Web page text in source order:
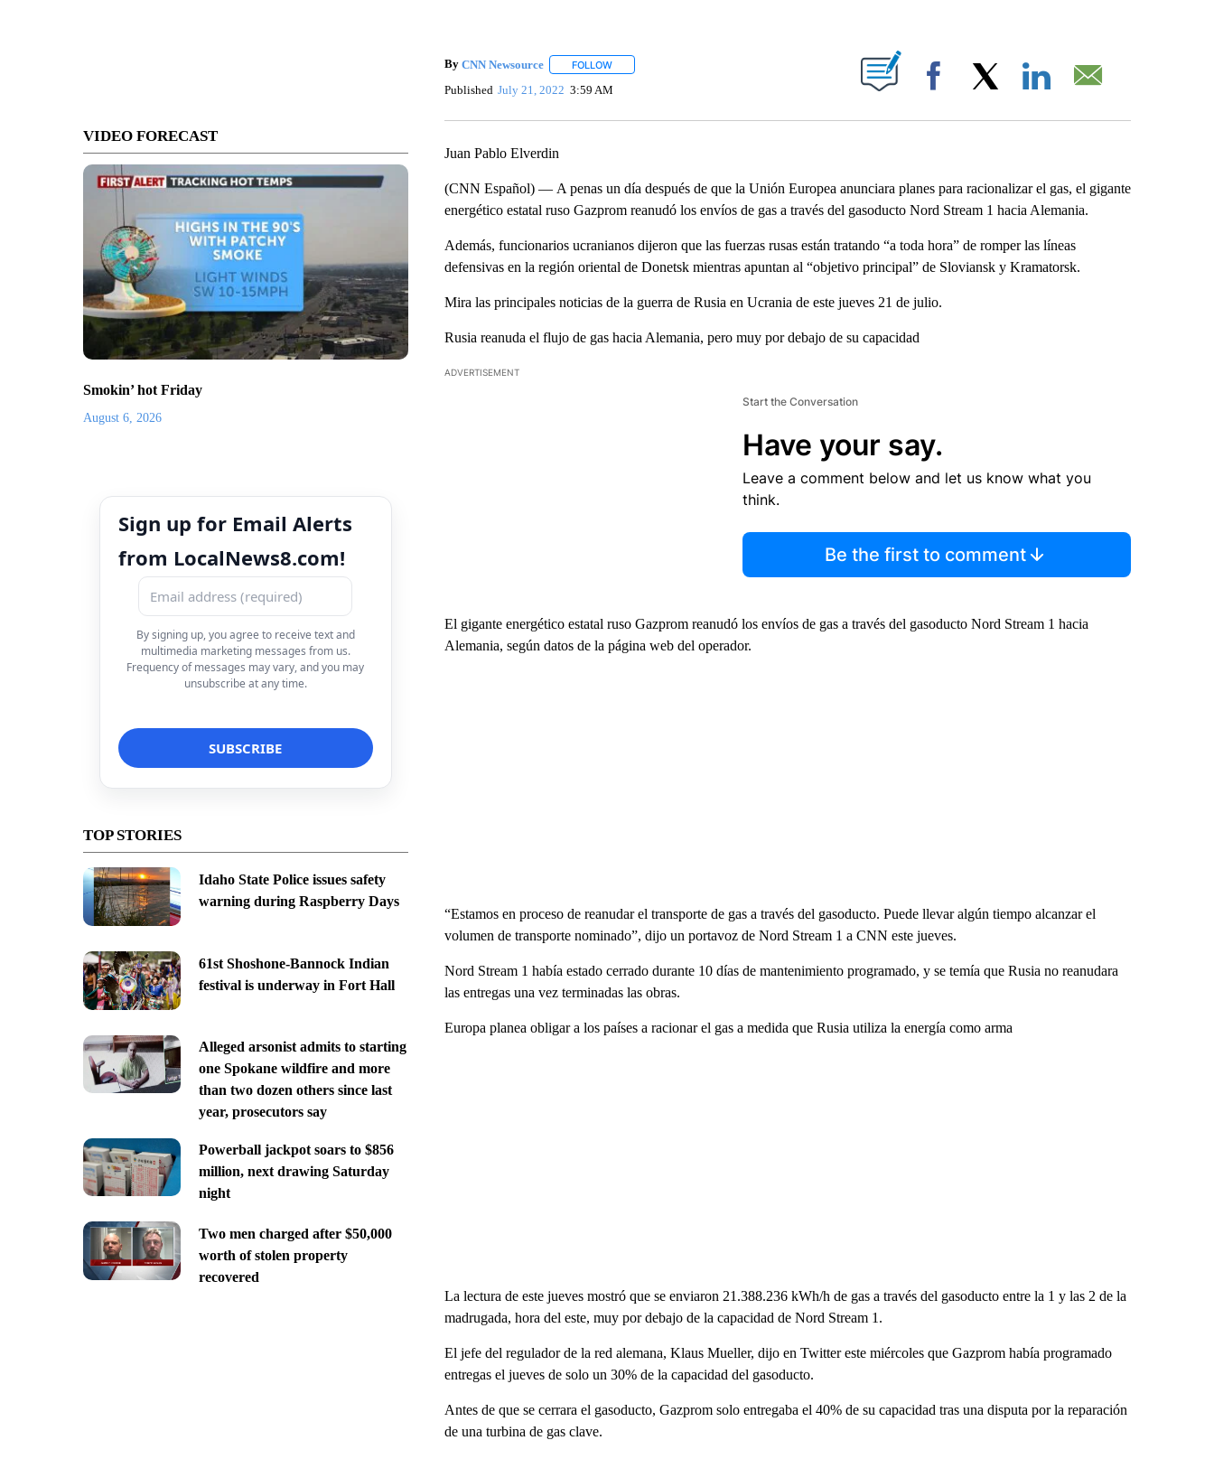
VIDEO FORECAST
Smokin’ hot Friday
August 6, 2026
Sign up for Email Alerts
from LocalNews8.com!
By signing up, you agree to receive text and
multimedia marketing messages from us.
Frequency of messages may vary, and you may
unsubscribe at any time.
TOP STORIES
Idaho State Police issues safety
warning during Raspberry Days
61st Shoshone-Bannock Indian
festival is underway in Fort Hall
Alleged arsonist admits to starting
one Spokane wildfire and more
than two dozen others since last
year, prosecutors say
Powerball jackpot soars to $856
million, next drawing Saturday
night
Two men charged after $50,000
worth of stolen property
recovered
By CNN Newsource FOLLOWFOLLOW "" TO RECEIVE NOTIFICATIONS ABOUT NEW PAGES ON "".
Published July 21, 2022 3:59 AM Facebook
Juan Pablo Elverdin
(CNN Español) — A penas un día después de que la Unión Europea anunciara planes para racionalizar el gas, el gigante
energético estatal ruso Gazprom reanudó los envíos de gas a través del gasoducto Nord Stream 1 hacia Alemania.
Además, funcionarios ucranianos dijeron que las fuerzas rusas están tratando “a toda hora” de romper las líneas
defensivas en la región oriental de Donetsk mientras apuntan al “objetivo principal” de Sloviansk y Kramatorsk.
Mira las principales noticias de la guerra de Rusia en Ucrania de este jueves 21 de julio.
Rusia reanuda el flujo de gas hacia Alemania, pero muy por debajo de su capacidad
ADVERTISEMENT
Start the Conversation
Have your say.
Leave a comment below and let us know what you
think.
Be the first to comment
El gigante energético estatal ruso Gazprom reanudó los envíos de gas a través del gasoducto Nord Stream 1 hacia
Alemania, según datos de la página web del operador.
“Estamos en proceso de reanudar el transporte de gas a través del gasoducto. Puede llevar algún tiempo alcanzar el
volumen de transporte nominado”, dijo un portavoz de Nord Stream 1 a CNN este jueves.
Nord Stream 1 había estado cerrado durante 10 días de mantenimiento programado, y se temía que Rusia no reanudara
las entregas una vez terminadas las obras.
Europa planea obligar a los países a racionar el gas a medida que Rusia utiliza la energía como arma
La lectura de este jueves mostró que se enviaron 21.388.236 kWh/h de gas a través del gasoducto entre la 1 y las 2 de la
madrugada, hora del este, muy por debajo de la capacidad de Nord Stream 1.
El jefe del regulador de la red alemana, Klaus Mueller, dijo en Twitter este miércoles que Gazprom había programado
entregas el jueves de solo un 30% de la capacidad del gasoducto.
Antes de que se cerrara el gasoducto, Gazprom solo entregaba el 40% de su capacidad tras una disputa por la reparación
de una turbina de gas clave.